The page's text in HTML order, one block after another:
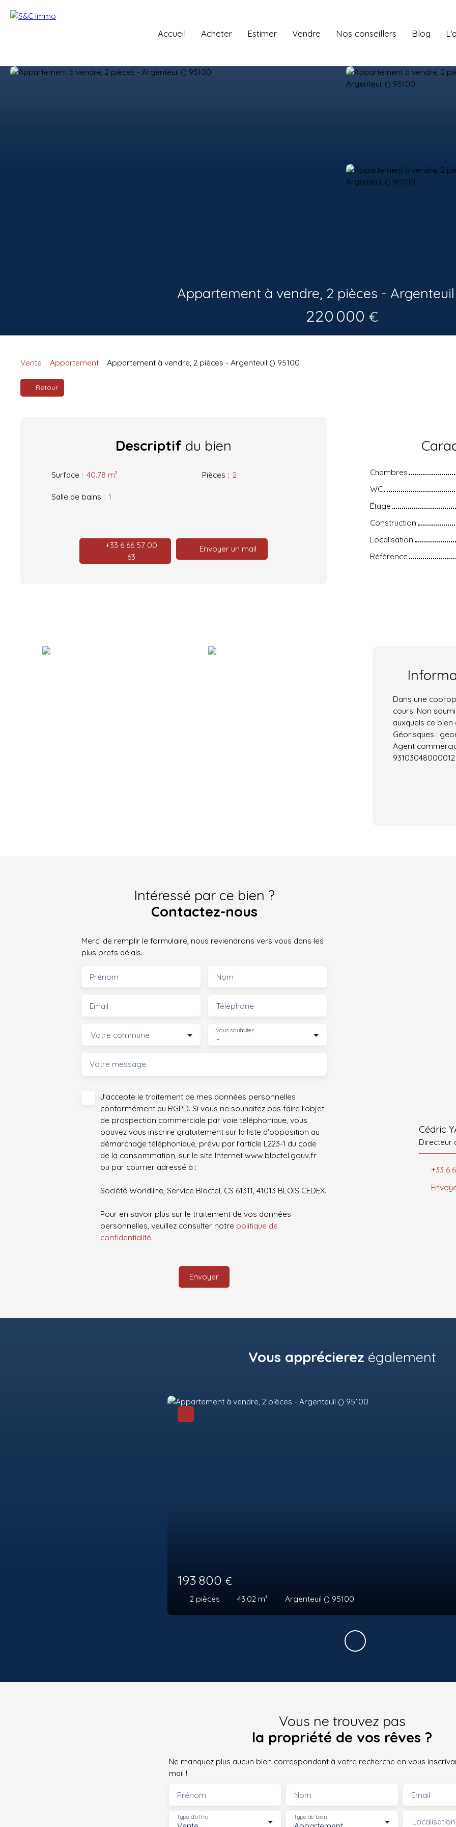
Accueil Acheter Estimer Vendre Nos conseillers Blog
Appartement à vendre, 2 pièces - Argenteuil
220 000 €
Vente Appartement Appartement à vendre, 2 pièces - Argenteuil () 95100
Retour
Descriptif du bien
Surface : 40.78 m² Pièces : 2
Salle de bains : 1
+33 6 66 57 00
63
Envoyer un mail
Chambres
WC
Étage
Construction
Localisation
Référence
Dans une
cours. Non
auxquels ce
Géorisques :
Agent
93103048000012
Intéressé par ce bien ?
Contactez-nous
Merci de remplir le formulaire, nous reviendrons vers vous dans les
plus brefs délais.
Prénom Nom
Email Téléphone
Votre commune -
Vous souhaitez
Votre message
J'accepte le traitement de mes données personnelles
conformément au RGPD. Si vous ne souhaitez pas faire l'objet
de prospection commerciale par voie téléphonique, vous
pouvez vous inscrire gratuitement sur la liste d'opposition au
démarchage téléphonique, prévu par l'article L223-1 du code
de la consommation, sur le site Internet www.bloctel.gouv.fr
ou par courrier adressé à :
Société Worldline, Service Bloctel, CS 61311, 41013 BLOIS CEDEX.
Pour en savoir plus sur le traitement de vos données
personnelles, veuillez consulter notre politique de
confidentialité.
Envoyer
Cédric
Directeur
+33 6
Vous apprécierez également
222 900€
2pièces 40.81m² Argenteuil () 95100
Vous ne trouvez pas
la propriété de vos rêves ?
Ne manquez plus aucun bien correspondant à votre recherche en vous
mail !
Prénom Nom Email
Type d'offre Type de bien Localisation